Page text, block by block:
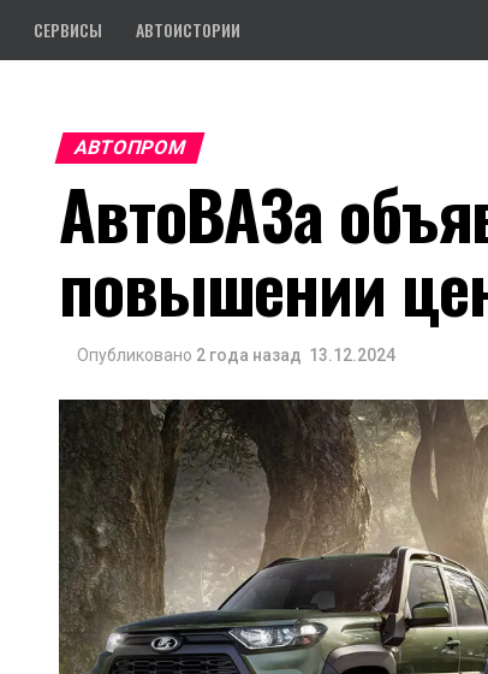
СЕРВИСЫ АВТОИСТОРИИ
АВТОПРОМ
АвтоВАЗа
повышении
Опубликовано 2 года назад 13.12.2024